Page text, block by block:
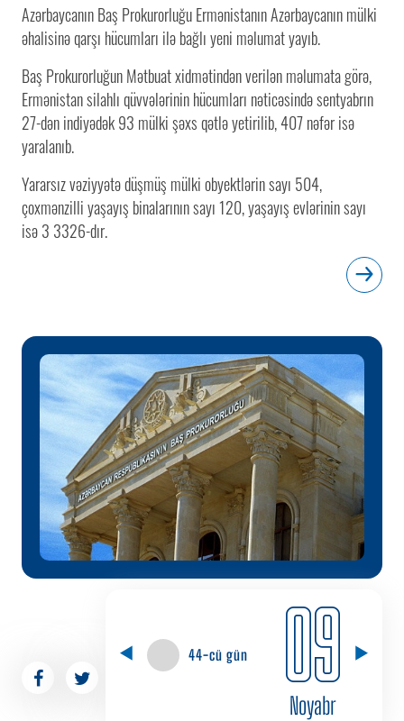
Azərbaycanın Baş Prokurorluğu Ermənistanın Azərbaycanın mülki
əhalisinə qarşı hücumları ilə bağlı yeni məlumat yayıb.
Baş Prokurorluğun Mətbuat xidmətindən verilən məlumata görə,
Ermənistan silahlı qüvvələrinin hücumları nəticəsində sentyabrın
27-dən indiyədək 93 mülki şəxs qətlə yetirilib, 407 nəfər isə
yaralanıb.
Yararsız vəziyyətə düşmüş mülki obyektlərin sayı 504,
çoxmənzilli yaşayış binalarının sayı 120, yaşayış evlərinin sayı
isə 3 3326-dır.
44-cü gün 09
Noyabr